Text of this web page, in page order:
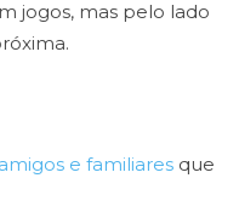
jogos, mas pelo lado
e familiares que